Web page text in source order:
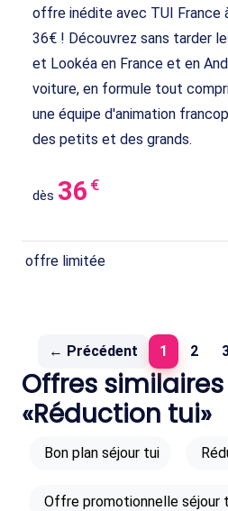
offre inédite avec TUI France
36€ ! Découvrez sans tarder
et Lookéa en France et en
voiture, en formule tout
une équipe d'animation
des petits et des grands.
dès 36 €
offre limitée
← Précédent 1 (current)
2
Offres
«Réduction tui»
Bon plan séjour tui
Offre promotionnelle séjour